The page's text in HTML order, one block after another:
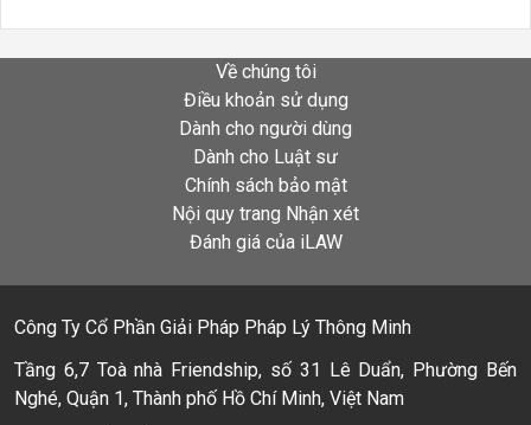
Về chúng tôi
Điều khoản sử dụng
Dành cho người dùng
Dành cho Luật sư
Chính sách bảo mật
Nội quy trang Nhận xét
Đánh giá của iLAW
Công Ty Cổ Phần Giải Pháp Pháp Lý Thông Minh
Tầng 6,7 Toà nhà Friendship, số 31 Lê Duẩn, Phường Bến
Nghé, Quận 1, Thành phố Hồ Chí Minh, Việt Nam